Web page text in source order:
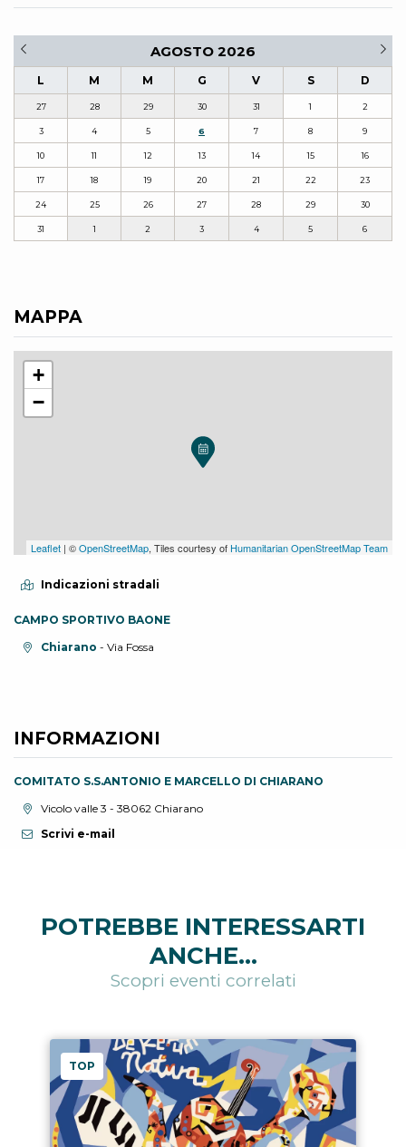
AGOSTO 2026
L M M G V S D
27 28 29 30 31 1 2
3 4 5 6 7 8 9
10 11 12 13 14 15 16
17 18 19 20 21 22 23
24 25 26 27 28 29 30
31 1 2 3 4 5 6
MAPPA
+
−
Leaflet | ©OpenStreetMap, Tiles courtesy of Humanitarian OpenStreetMap Team
Indicazioni stradali
CAMPO SPORTIVO BAONE
Località:Chiarano - Via Fossa
INFORMAZIONI
COMITATO S.S.ANTONIO E MARCELLO DI CHIARANO
Località:Vicolo valle 3 - 38062 Chiarano
Scrivi e-mail
POTREBBE INTERESSARTI
ANCHE...
Scopri eventi correlati
TOP